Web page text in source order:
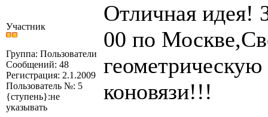
Участник
Группа: Пользователи
Сообщений: 48
Регистрация: 2.1.2009
Пользователь №: 5
{ступень}:не
указывать
Отличная идея!
00 по
коновязи!!!